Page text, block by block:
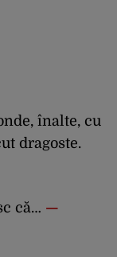
înalte, cu
dragoste.
că… —